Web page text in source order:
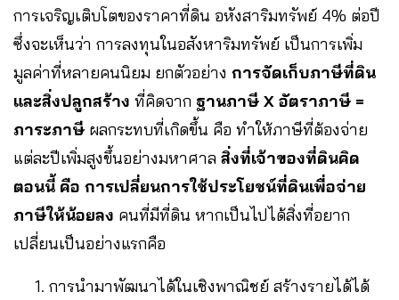
การเจริญเติบโตของราคาที่ดิน อหังสาริมทรัพย์ 4% ต่อปี
ซึ่งจะเห็นว่า การลงทุนในอสังหาริมทรัพย์ เป็นการเพิ่ม
มูลค่าที่หลายคนนิยม ยกตัวอย่าง การจัดเก็บภาษีที่ดิน
และสิ่งปลูกสร้าง ที่คิดจาก ฐานภาษี X อัตราภาษี =
ภาระภาษี ผลกระทบที่เกิดขึ้น คือ ทำให้ภาษีที่ต้องจ่าย
แต่ละปีเพิ่มสูงขึ้นอย่างมหาศาล สิ่งที่เจ้าของที่ดินคิด
ตอนนี้ คือ การเปลี่ยนการใช้ประโยชน์ที่ดินเพื่อจ่าย
ภาษีให้น้อยลง คนที่มีที่ดิน หากเป็นไปได้สิ่งที่อยาก
เปลี่ยนเป็นอย่างแรกคือ
การนำมาพัฒนาได้ในเชิงพาณิชย์ สร้างรายได้ได้